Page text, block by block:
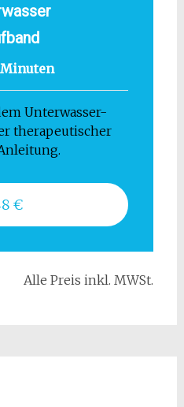
Minuten
Unterwasser-
therapeutischer
€
Alle Preis inkl. MWSt.